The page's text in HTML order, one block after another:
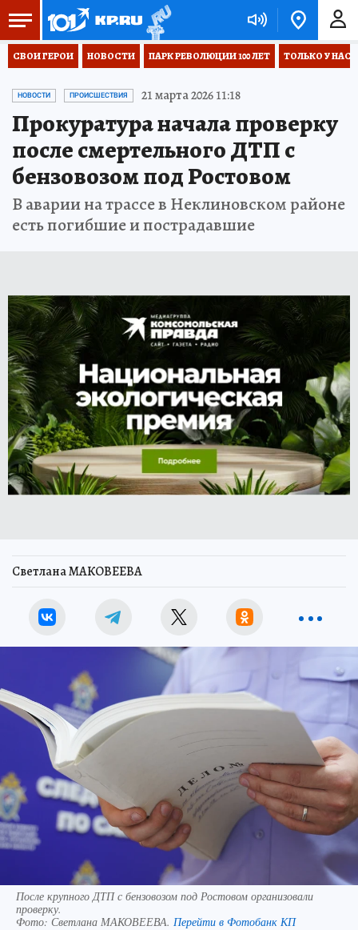
СВОИ ГЕРОИ НОВОСТИ ПАРК РЕВОЛЮЦИИ 100 ЛЕТ ТОЛЬКО У НАС
НОВОСТИ ПРОИСШЕСТВИЯ 21 марта 2026 11:18
Прокуратура начала проверку
после смертельного ДТП с
бензовозом под Ростовом
В аварии на трассе в Неклиновском районе
есть погибшие и пострадавшие
Светлана МАКОВЕЕВА
После крупного ДТП с бензовозом под Ростовом организовали
проверку.
Фото: Светлана МАКОВЕЕВА. Перейти в Фотобанк КП